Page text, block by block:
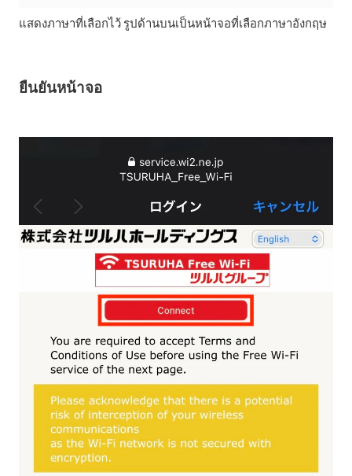
แสดงภาษาที่เลือกไว้ รูปด้านบนเป็นหน้าจอที่เลือกภาษาอังกฤษ
ยืนยันหน้าจอ